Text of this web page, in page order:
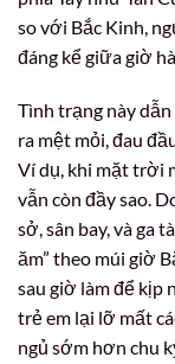
so với Bắc Kinh,
đáng kể giữa giờ
Tình trạng này
ra mệt mỏi, đau
Ví dụ, khi mặt trời
vẫn còn đầy sao.
sở, sân bay, và ga
ăm” theo múi giờ
sau giờ làm để kịp
trẻ em lại lỡ mất
ngủ sớm hơn chu